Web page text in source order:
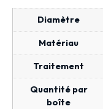
Diamètre
Matériau
Traitement
Quantité par
boîte